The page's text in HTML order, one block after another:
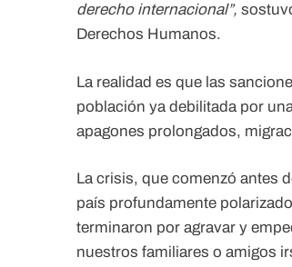
derecho internacional”,
Derechos Humanos.
La realidad es que las
población ya debilitada por
apagones prolongados,
La crisis, que comenzó antes
país profundamente
terminaron por agravar y
nuestros familiares o amigos